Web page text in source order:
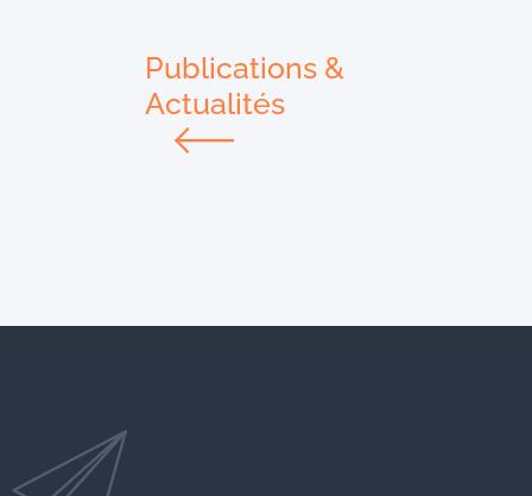
Publications &
Actualités